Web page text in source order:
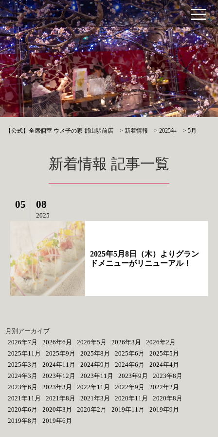
【公式】全席個室 ウメ子の家 郡山駅前店 >新着情報 >2025年 >5月
新着情報 記事一覧
05 08
2025
2025年5月8日（木）よりグラン
ドメニューがリニューアル！
月別アーカイブ
2026年7月
2026年6月 2026年5月 2026年3月
2026年2月
2025年11月
2025年9月 2025年8月 2025年6月
2025年5月
2025年3月
2024年11月 2024年9月 2024年6月
2024年4月
2024年3月
2023年12月 2023年11月 2023年9月
2023年8月
2023年6月
2023年3月 2022年11月 2022年9月
2022年2月
2021年11月
2021年8月 2021年3月 2020年11月
2020年8月
2020年6月
2020年3月 2020年2月 2019年11月
2019年9月
2019年8月
2019年6月